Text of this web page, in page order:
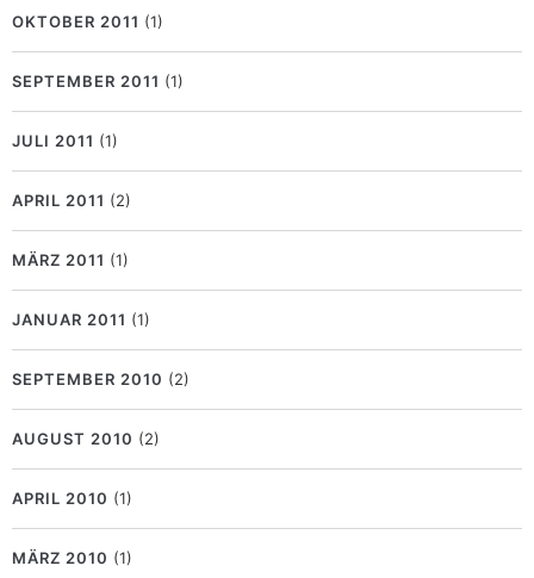
OKTOBER 2011 (1)
SEPTEMBER 2011 (1)
JULI 2011 (1)
APRIL 2011 (2)
MÄRZ 2011 (1)
JANUAR 2011 (1)
SEPTEMBER 2010 (2)
AUGUST 2010 (2)
APRIL 2010 (1)
MÄRZ 2010 (1)